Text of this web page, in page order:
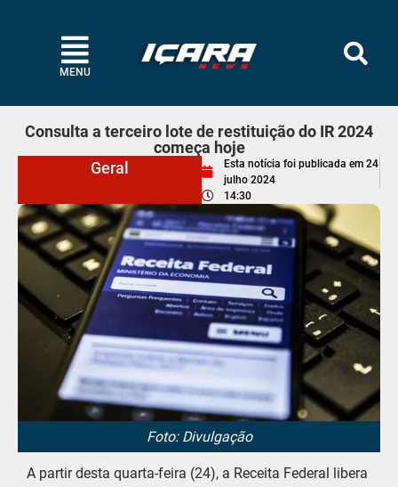
MENU
Consulta a terceiro lote de restituição do IR 2024
começa hoje
Geral
Esta notícia foi publicada em 24
julho 2024
14:30
Foto: Divulgação
A partir desta quarta-feira (24), a Receita Federal libera